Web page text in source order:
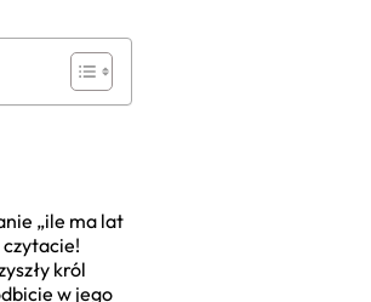
„ile ma lat
czytacie!
król
w jego